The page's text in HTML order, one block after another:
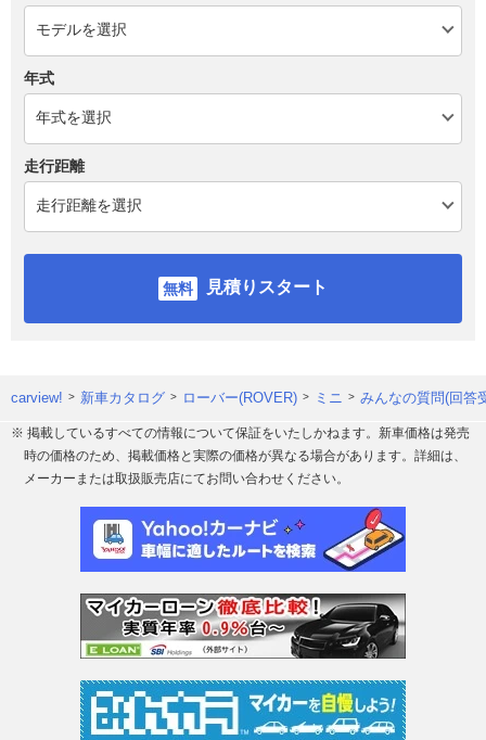
年式
走行距離
見積りスタート
carview! 新車カタログ ローバー(ROVER) ミニ みんなの質問(回答
※ 掲載しているすべての情報について保証をいたしかねます。新車価格は発売
時の価格のため、掲載価格と実際の価格が異なる場合があります。詳細は、
メーカーまたは取扱販売店にてお問い合わせください。